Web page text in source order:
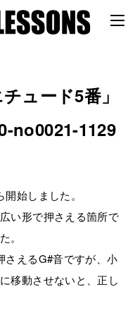
ュード5番」
no0021-1129
始しました。
い形で押さえる箇所で
。
さえるG#音ですが、小
移動させないと、正し